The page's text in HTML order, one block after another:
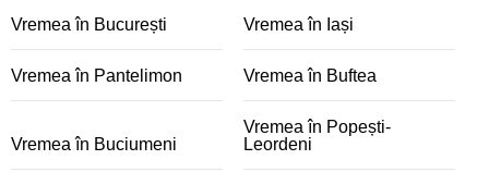
Vremea în București Vremea în Iași
Vremea în Pantelimon Vremea în Buftea
Vremea în Buciumeni
Vremea în Popești-
Leordeni